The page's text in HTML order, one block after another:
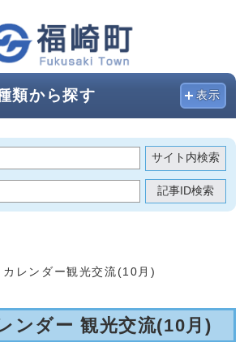
類から探す 表示
サイト内検索
記事ID検索
カレンダー観光交流(10月)
ンダー 観光交流(10月)